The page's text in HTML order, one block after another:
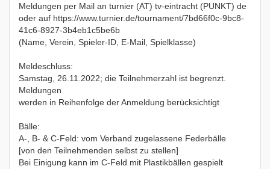
Meldungen per Mail an turnier (AT) tv-eintracht (PUNKT) de
oder auf https://www.turnier.de/tournament/7bd66f0c-9bc8-
41c6-8927-3b4eb1c5be6b
(Name, Verein, Spieler-ID, E-Mail, Spielklasse)
Meldeschluss:
Samstag, 26.11.2022; die Teilnehmerzahl ist begrenzt.
Meldungen
werden in Reihenfolge der Anmeldung berücksichtigt
Bälle:
A-, B- & C-Feld: vom Verband zugelassene Federbälle
[von den Teilnehmenden selbst zu stellen]
Bei Einigung kann im C-Feld mit Plastikbällen gespielt